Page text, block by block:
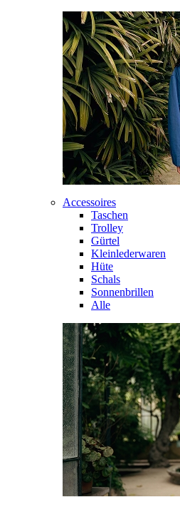
Accessoires
Taschen
Trolley
Gürtel
Kleinlederwaren
Hüte
Schals
Sonnenbrillen
Alle